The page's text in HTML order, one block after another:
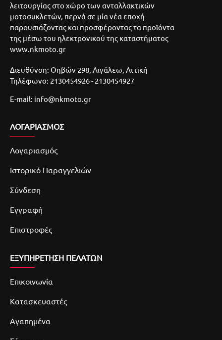
λειτουργίας στο χώρο των ανταλλακτικών
μοτοσυκλετών, περνά σε μία νέα εποχή
παρουσιάζοντας και προσφέροντας τα προϊόντα
της μέσω του ηλεκτρονικού της καταστήματος
www.nkmoto.gr
Διευθύνση: Θηβών 298, Αιγάλεω, Αττική
Τηλέφωνο: 2130454926 - 2130454927
E-mail: info@nkmoto.gr
ΛΟΓΑΡΙΑΣΜΌΣ
Λογαριασμός
Ιστορικό Παραγγελιών
Σύνδεση
Εγγραφή
Επιστροφές
ΕΞΥΠΗΡΕΤΗΣΗ ΠΕΛΑΤΩΝ
Επικοινωνία
Κατασκευαστές
Αγαπημένα